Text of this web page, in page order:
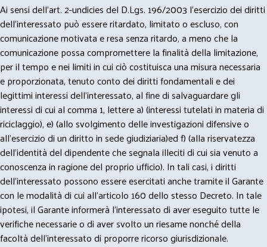
Ai sensi dell’art. 2-undicies del D.Lgs. 196/2003 l’esercizio dei diritti
dell’interessato può essere ritardato, limitato o escluso, con
comunicazione motivata e resa senza ritardo, a meno che la
comunicazione possa compromettere la finalità della limitazione,
per il tempo e nei limiti in cui ciò costituisca una misura necessaria
e proporzionata, tenuto conto dei diritti fondamentali e dei
legittimi interessi dell’interessato, al fine di salvaguardare gli
interessi di cui al comma 1, lettere a) (interessi tutelati in materia di
riciclaggio), e) (allo svolgimento delle investigazioni difensive o
all’esercizio di un diritto in sede giudiziaria)ed f) (alla riservatezza
dell’identità del dipendente che segnala illeciti di cui sia venuto a
conoscenza in ragione del proprio ufficio). In tali casi, i diritti
dell’interessato possono essere esercitati anche tramite il Garante
con le modalità di cui all’articolo 160 dello stesso Decreto. In tale
ipotesi, il Garante informerà l’interessato di aver eseguito tutte le
verifiche necessarie o di aver svolto un riesame nonché della
facoltà dell’interessato di proporre ricorso giurisdizionale.